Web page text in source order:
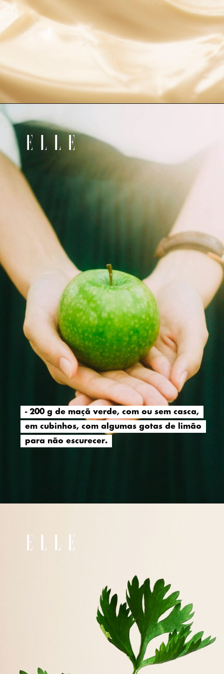
- 200 g de maçã verde, com ou sem casca,
em cubinhos, com algumas gotas de limão
para não escurecer.
- 200 g de maçã verde, com ou sem casca,
em cubinhos, com algumas gotas de limão
para não escurecer.